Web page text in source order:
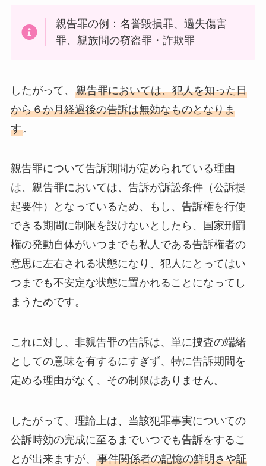
親告罪の例：名誉毀損罪、過失傷害
罪、親族間の窃盗罪・詐欺罪
したがって、 親告罪においては、犯人を知った日
から６か月経過後の告訴は無効なものとなりま
す。
親告罪について告訴期間が定められている理由
は、親告罪においては、告訴が訴訟条件（公訴提
起要件）となっているため、もし、告訴権を行使
できる期間に制限を設けないとしたら、国家刑罰
権の発動自体がいつまでも私人である告訴権者の
意思に左右される状態になり、犯人にとってはい
つまでも不安定な状態に置かれることになってし
まうためです。
これに対し、非親告罪の告訴は、単に捜査の端緒
としての意味を有するにすぎず、特に告訴期間を
定める理由がなく、その制限はありません。
したがって、理論上は、当該犯罪事実についての
公訴時効の完成に至るまでいつでも告訴をするこ
とが出来ますが、 事件関係者の記憶の鮮明さや証